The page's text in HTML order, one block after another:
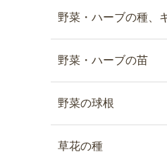
野菜・ハーブの種、
野菜・ハーブの苗
野菜の球根
草花の種